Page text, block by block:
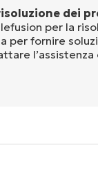
dei
per la
per fornire
l’assistenza